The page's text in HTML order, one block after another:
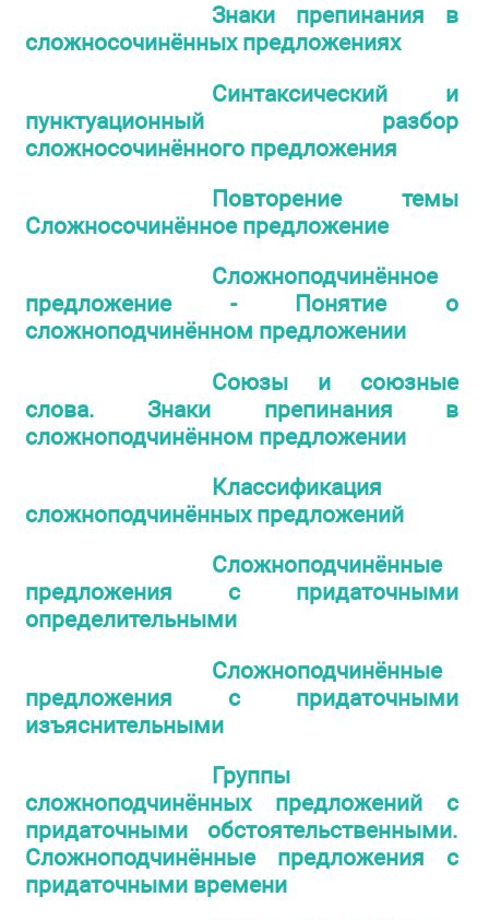
Знаки препинания в
сложносочинённых предложениях
Синтаксический и
пунктуационный разбор
сложносочинённого предложения
Повторение темы
Сложносочинённое предложение
Сложноподчинённое
предложение - Понятие о
сложноподчинённом предложении
Союзы и союзные
слова. Знаки препинания в
сложноподчинённом предложении
Классификация
сложноподчинённых предложений
Сложноподчинённые
предложения с придаточными
определительными
Сложноподчинённые
предложения с придаточными
изъяснительными
Группы
сложноподчинённых предложений с
придаточными обстоятельственными.
Сложноподчинённые предложения с
придаточными времени